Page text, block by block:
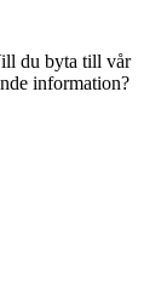
du byta till vår
information?